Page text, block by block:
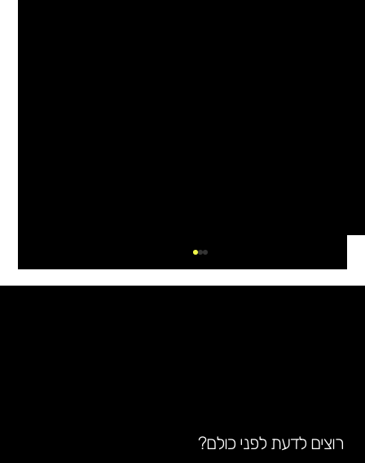
רוצים לדעת לפני כולם?